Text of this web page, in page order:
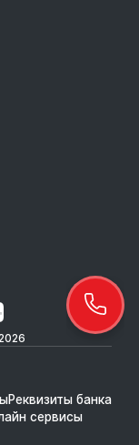
Реквизиты банка
сервисы